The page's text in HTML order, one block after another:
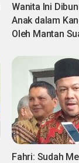
Wanita Ini
Anak dalam
Oleh Mantan
Fahri: Sudah